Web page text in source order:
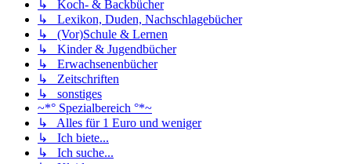
↳ Koch- & Backbücher
↳ Lexikon, Duden, Nachschlagebücher
↳ (Vor)Schule & Lernen
↳ Kinder & Jugendbücher
↳ Erwachsenenbücher
↳ Zeitschriften
↳ sonstiges
~*° Spezialbereich °*~
↳ Alles für 1 Euro und weniger
↳ Ich biete...
↳ Ich suche...